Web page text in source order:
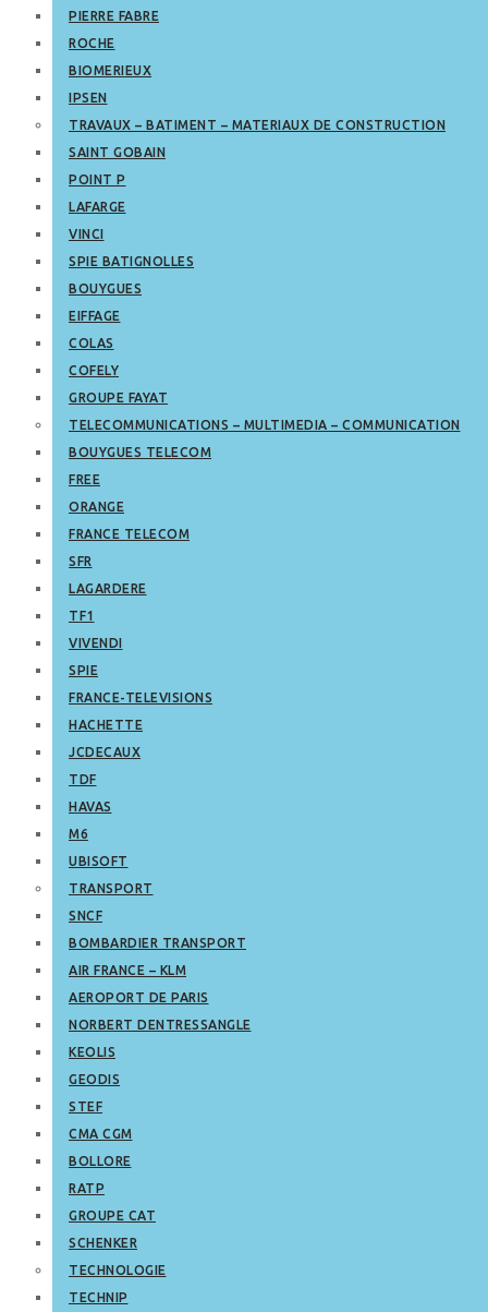
PIERRE FABRE
ROCHE
BIOMERIEUX
IPSEN
TRAVAUX – BATIMENT – MATERIAUX DE CONSTRUCTION
SAINT GOBAIN
POINT P
LAFARGE
VINCI
SPIE BATIGNOLLES
BOUYGUES
EIFFAGE
COLAS
COFELY
GROUPE FAYAT
TELECOMMUNICATIONS – MULTIMEDIA – COMMUNICATION
BOUYGUES TELECOM
FREE
ORANGE
FRANCE TELECOM
SFR
LAGARDERE
TF1
VIVENDI
SPIE
FRANCE-TELEVISIONS
HACHETTE
JCDECAUX
TDF
HAVAS
M6
UBISOFT
TRANSPORT
SNCF
BOMBARDIER TRANSPORT
AIR FRANCE – KLM
AEROPORT DE PARIS
NORBERT DENTRESSANGLE
KEOLIS
GEODIS
STEF
CMA CGM
BOLLORE
RATP
GROUPE CAT
SCHENKER
TECHNOLOGIE
TECHNIP